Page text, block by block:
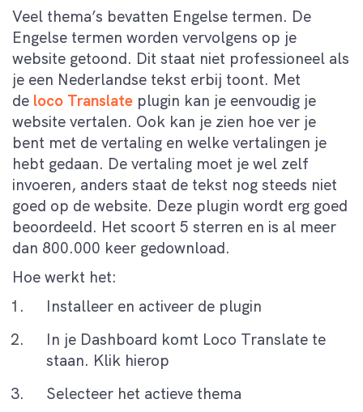
Veel thema’s bevatten Engelse termen. De
Engelse termen worden vervolgens op je
website getoond. Dit staat niet professioneel als
je een Nederlandse tekst erbij toont. Met
de loco Translate plugin kan je eenvoudig je
website vertalen. Ook kan je zien hoe ver je
bent met de vertaling en welke vertalingen je
hebt gedaan. De vertaling moet je wel zelf
invoeren, anders staat de tekst nog steeds niet
goed op de website. Deze plugin wordt erg goed
beoordeeld. Het scoort 5 sterren en is al meer
dan 800.000 keer gedownload.
Hoe werkt het:
Installeer en activeer de plugin
In je Dashboard komt Loco Translate te
staan. Klik hierop
Selecteer het actieve thema